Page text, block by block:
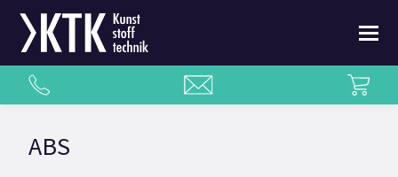
ABS